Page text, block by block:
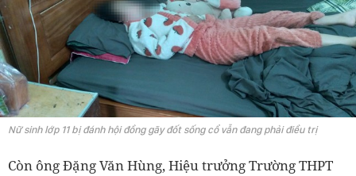
Nữ sinh lớp 11 bị đánh hội đồng gãy đốt sống cổ vẫn đang phải điều trị
Còn ông Đặng Văn Hùng, Hiệu trưởng Trường THPT